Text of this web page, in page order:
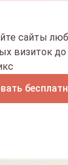
сайты
визиток